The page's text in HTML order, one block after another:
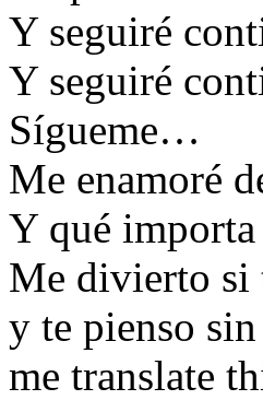
Y seguiré
Y seguiré
Sígueme…
Me enamoré
Y qué
Me divierto si
y te pienso
me translate